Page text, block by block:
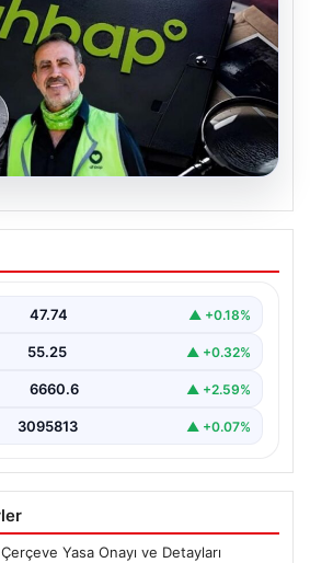
Yönetimine Kayyum
Süreci Resmen Başladı
yankı bulan Ahbap Derneği ile ilgili…
47.74 ▲ +0.18%
55.25 ▲ +0.32%
6660.6 ▲ +2.59%
3095813 ▲ +0.07%
Yasa Onayı ve Detayları